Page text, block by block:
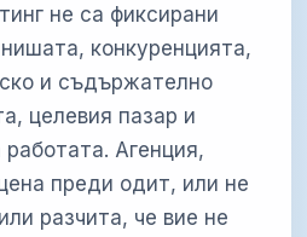
не са фиксирани
конкуренцията,
и съдържателно
целевия пазар и
Агенция,
преди одит, или не
разчита, че вие не